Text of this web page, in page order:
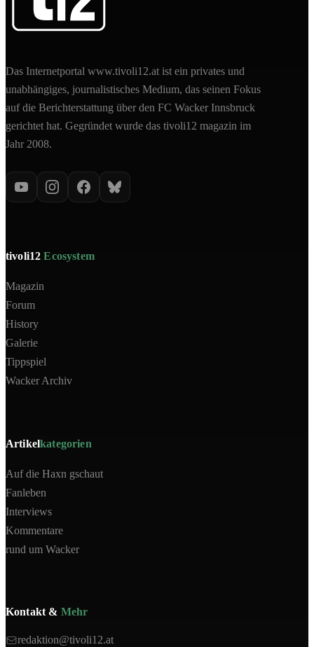
Das Internetportal www.tivoli12.at ist ein privates und
unabhängiges, journalistisches Medium, das seinen Fokus
auf die Berichterstattung über den FC Wacker Innsbruck
gerichtet hat. Gegründet wurde das tivoli12 magazin im
Jahr 2008.
tivoli12Ecosystem
Magazin
Forum
History
Galerie
Tippspiel
Wacker Archiv
Artikelkategorien
Auf die Haxn gschaut
Fanleben
Interviews
Kommentare
rund um Wacker
Kontakt & Mehr
redaktion@tivoli12.at